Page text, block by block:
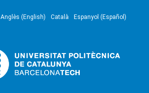
Anglès (English) Català Espanyol (Español)